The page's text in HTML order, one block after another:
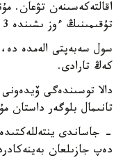
اقالتەكەسىنەن تۋعان.
تۇقىمىنىڭ ءوز ىشىندە 3 پايىزعا جەتپەيدى.
سول سەبەپتى الەمدە
كەڭ تارادى.
تانىمال بلوگەر داستان
- جاساندى
دەپ جازىلعان